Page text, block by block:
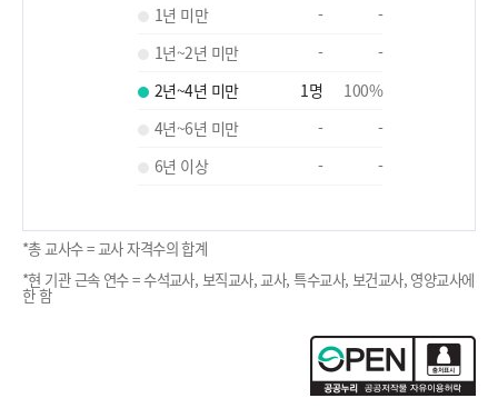
1년 미만 -
-
1년~2년 미만
-
-
2년~4년 미만
1명 100%
4년~6년 미만
-
-
6년 이상
- -
*총 교사수 = 교사 자격수의 합계
*현 기관 근속 연수 = 수석교사, 보직교사, 교사, 특수교사, 보건교사, 영양교사에
한 함